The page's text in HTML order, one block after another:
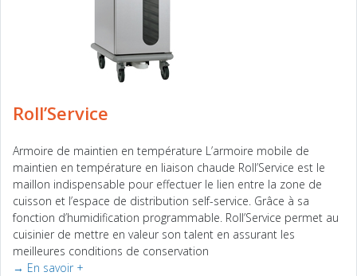
Roll’Service
Armoire de maintien en température L’armoire mobile de
maintien en température en liaison chaude Roll’Service est le
maillon indispensable pour effectuer le lien entre la zone de
cuisson et l’espace de distribution self-service. Grâce à sa
fonction d’humidification programmable. Roll’Service permet au
cuisinier de mettre en valeur son talent en assurant les
meilleures conditions de conservation
→ En savoir +